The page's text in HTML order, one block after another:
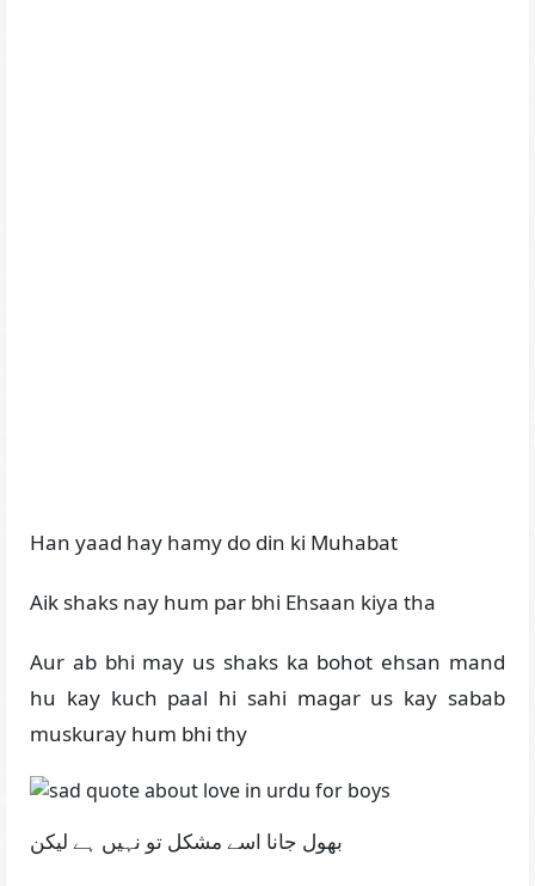
Han yaad hay hamy do din ki Muhabat
Aik shaks nay hum par bhi Ehsaan kiya tha
Aur ab bhi may us shaks ka bohot ehsan mand
hu kay kuch paal hi sahi magar us kay sabab
muskuray hum bhi thy